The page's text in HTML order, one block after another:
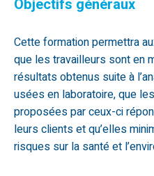
Objectifs généraux
Cette formation permettra
que les travailleurs sont en
résultats obtenus suite à
usées en laboratoire, que
proposées par ceux-ci
leurs clients et qu’elles
risques sur la santé et